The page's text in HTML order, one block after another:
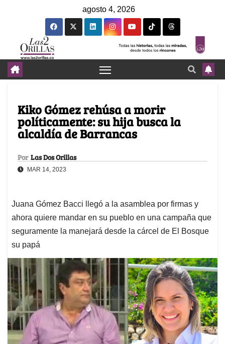
agosto 4, 2026
Kiko Gómez rehúsa a morir
políticamente: su hija busca la
alcaldía de Barrancas
Por Las Dos Orillas
MAR 14, 2023
Juana Gómez Bacci llegó a la asamblea por firmas y
ahora quiere mandar en su pueblo en una campaña que
seguramente la manejará desde la cárcel de El Bosque
su papá